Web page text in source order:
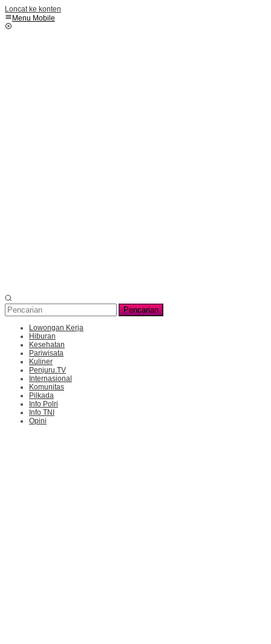
Loncat ke konten
Menu Mobile
Pencarian
Lowongan Kerja
Hiburan
Kesehatan
Pariwisata
Kuliner
Penjuru.TV
Internasional
Komunitas
Pilkada
Info Polri
Info TNI
Opini